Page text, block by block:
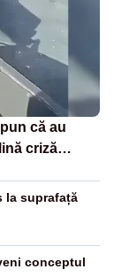
că au
criză
la suprafață
conceptul